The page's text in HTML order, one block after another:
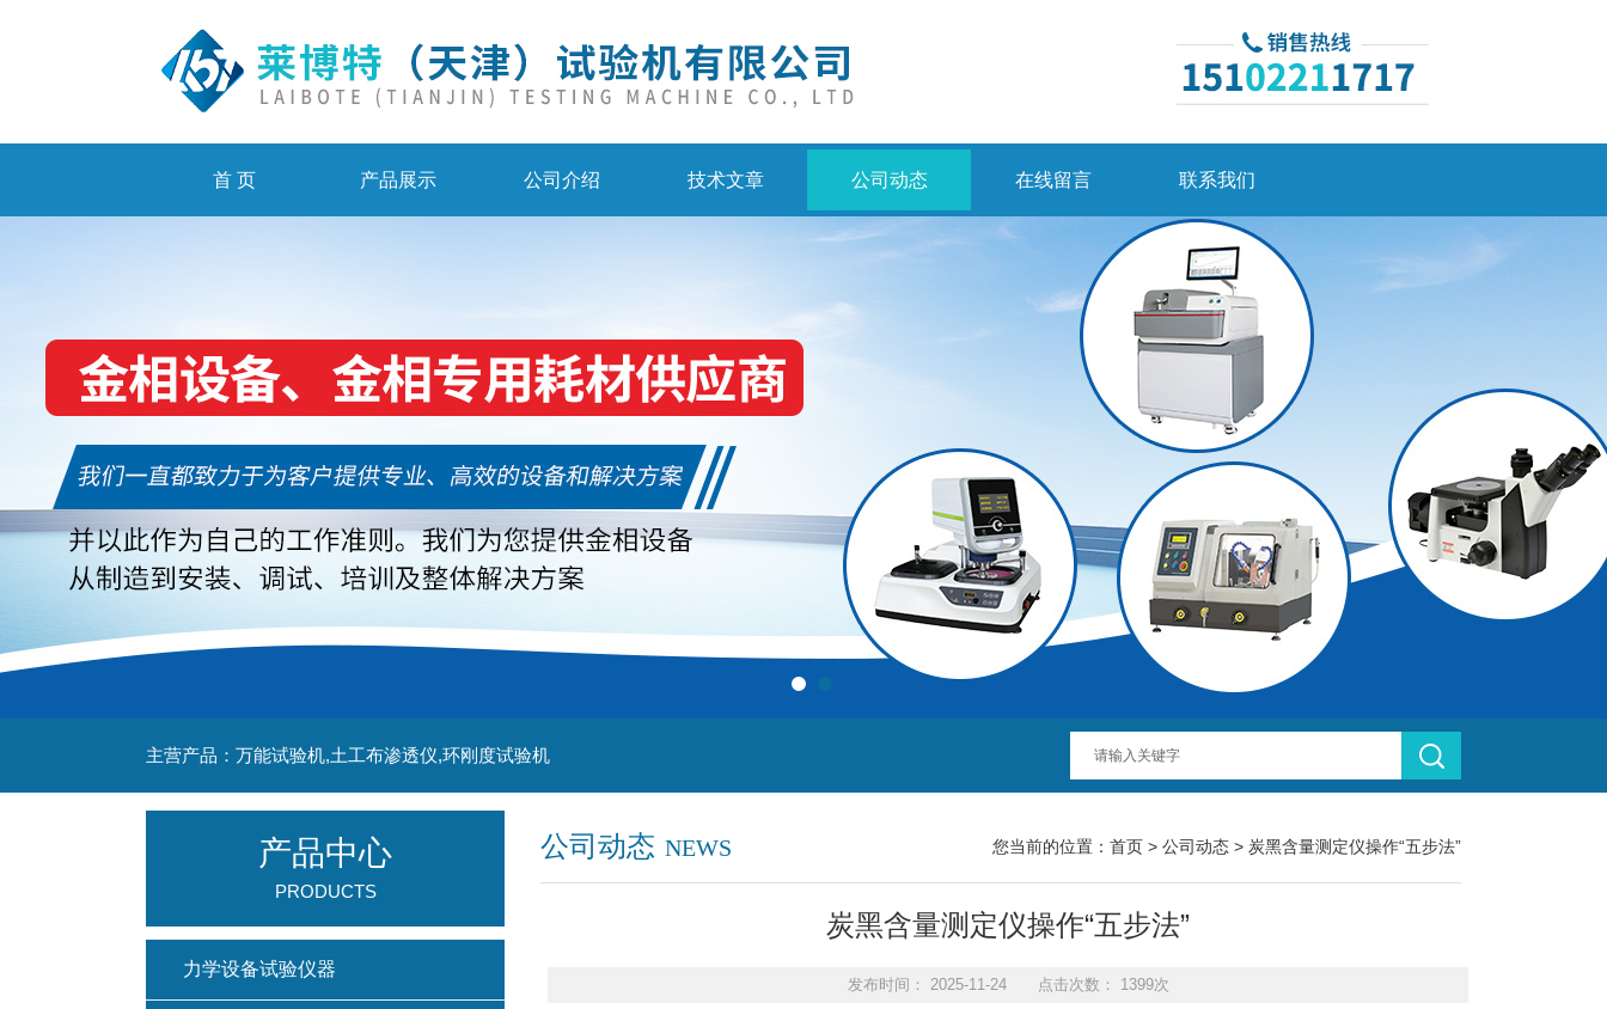
首 页 产品展示 公司介绍 技术文章 公司动态 在线留言 联系我们
主营产品：万能试验机,土工布渗透仪,环刚度试验机
公司动态 NEWS 您当前的位置： 首页 > 公司动态 > 炭黑含量测定仪操作“五步法”
炭黑含量测定仪操作“五步法”
发布时间： 2025-11-24 点击次数： 1399次
产品中心
PRODUCTS
力学设备试验仪器